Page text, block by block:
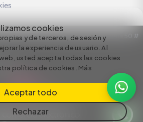
cookies
y de terceros, de sesión y
la experiencia de usuario. Al
usted acepta todas las cookies
política de cookies. Más
Aceptar todo
Rechazar
S.A. NIT: 890924167-6 Dirección: Carrera 50 #
by